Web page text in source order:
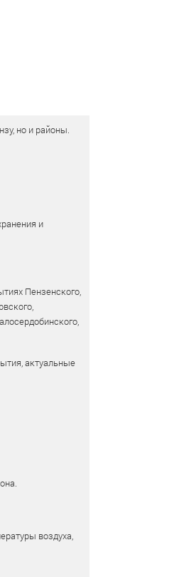
но и районы.
и
Пензенского,
актуальные
воздуха,